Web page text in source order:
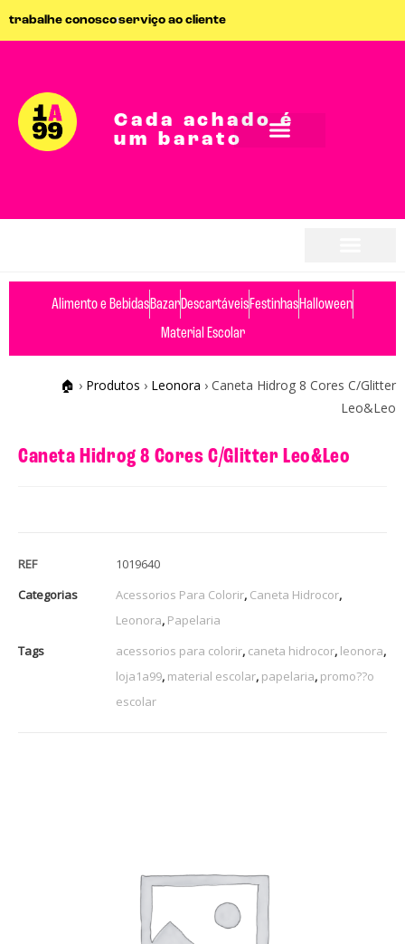
trabalhe conoscoserviço ao cliente
Cada achado é
um barato
Alimento e BebidasBazarDescartáveisFestinhasHalloween
Material Escolar
🏠 › Produtos › Leonora › Caneta Hidrog 8 Cores C/Glitter
Leo&Leo
Caneta Hidrog 8 Cores C/Glitter Leo&Leo
REF
1019640
Categorias
Acessorios Para Colorir, Caneta Hidrocor,
Leonora, Papelaria
Tags
acessorios para colorir, caneta hidrocor, leonora,
loja1a99, material escolar, papelaria, promo??o
escolar